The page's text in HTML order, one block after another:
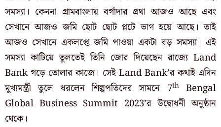
সমস্যা। কেননা গ্রামবাংলায় বর্গাদার প্রথা আজও আছে এবং
সেখানে আজও জমি ছোট ছোট প্লটে ভাগ হয়ে আছে। তাই
আজও সেখানে একলপ্তে জমি পাওয়া একটা বড় সমস্যা। এই
সমস্যা কাটিয়ে তুলতেই তিনি জোর দিয়েছেন রাজ্যে Land
Bank গড়ে তোলার কাজে। সেই Land Bank’র কথাই এদিন
মুখ্যমন্ত্রী তুলে ধরলেন শিল্পপতিদের সামনে 7thBengal
Global Business Summit 2023’র উদ্বোধনী অনুষ্ঠান
থেকে।